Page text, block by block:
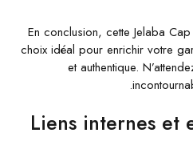
En conclusion, cette Jelaba
choix idéal pour enrichir votre
et authentique.